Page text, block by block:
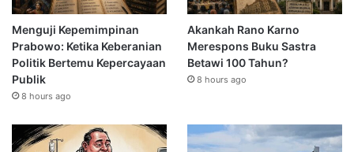
Menguji Kepemimpinan
Prabowo: Ketika Keberanian
Politik Bertemu Kepercayaan
Publik
8 hours ago
Akankah Rano Karno
Merespons Buku Sastra
Betawi 100 Tahun?
8 hours ago